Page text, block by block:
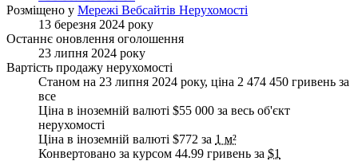
Розміщено у Мережі Вебсайтів Нерухомості
13 березня 2024 року
Останнє оновлення оголошення
23 липня 2024 року
Вартість продажу нерухомості
Станом на 23 липня 2024 року, ціна 2 474 450 гривень за
все
Ціна в іноземній валюті $55 000 за весь об'єкт
нерухомості
Ціна в іноземній валюті $772 за 1 м²
Конвертовано за курсом 44.99 гривень за $1